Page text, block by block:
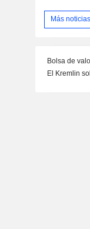
Más noticias
Bolsa de
El Kremlin